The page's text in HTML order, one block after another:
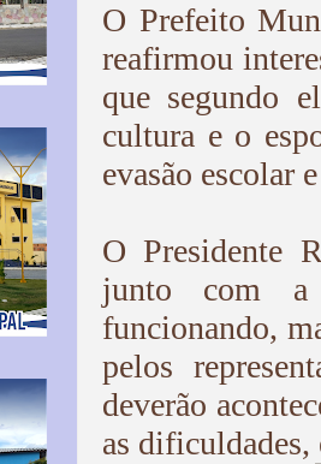
O Prefeito
reafirmou
que segundo
cultura e o
evasão escolar
O Presidente
junto com a
funcionando,
pelos
deverão
as dificuldades,